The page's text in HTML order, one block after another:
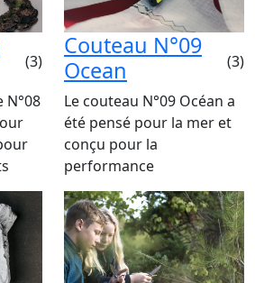
(3)
N°08
Couteau N°09
Ocean
(3)
Le couteau N°09 Océan a
été pensé pour la mer et
conçu pour la
performance